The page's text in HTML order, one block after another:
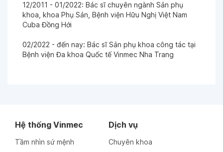
12/2011 - 01/2022: Bác sĩ chuyên ngành Sản phụ
khoa, khoa Phụ Sản, Bệnh viện Hữu Nghị Việt Nam
Cuba Đồng Hới
02/2022 - đến nay: Bác sĩ Sản phụ khoa công tác tại
Bệnh viện Đa khoa Quốc tế Vinmec Nha Trang
Ngày 18-02-2026
Ngày 14-02-2026
Hệ thống Vinmec
Tầm nhìn sứ mệnh
Dịch vụ
Chuyên khoa